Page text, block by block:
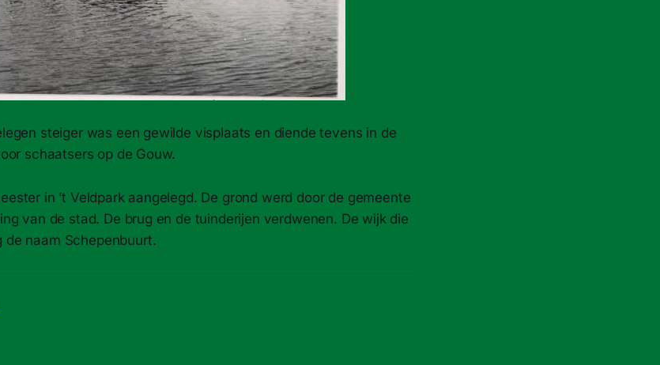
steiger was een gewilde visplaats en diende tevens in de
schaatsers op de Gouw.
in ’t Veldpark aangelegd. De grond werd door de gemeente
van de stad. De brug en de tuinderijen verdwenen. De wijk die
de naam Schepenbuurt.